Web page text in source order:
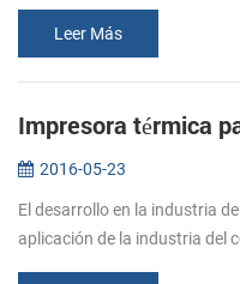
make their customers’ e...
Leer Más
Impresora térmica
2016-05-23
El desarrollo en la industria
aplicación de la industria del